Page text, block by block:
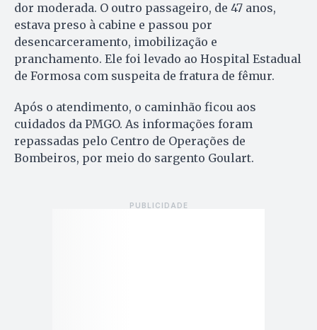
dor moderada. O outro passageiro, de 47 anos,
estava preso à cabine e passou por
desencarceramento, imobilização e
pranchamento. Ele foi levado ao Hospital Estadual
de Formosa com suspeita de fratura de fêmur.
Após o atendimento, o caminhão ficou aos
cuidados da PMGO. As informações foram
repassadas pelo Centro de Operações de
Bombeiros, por meio do sargento Goulart.